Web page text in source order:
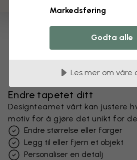
Endre tapetet ditt
Designteamet vårt kan justere
motiv for å gjøre det unikt for
Endre størrelse eller farger
Legg til eller fjern et objekt
Personaliser en detalj
Markedsføring
Godta alle
Les mer om våre